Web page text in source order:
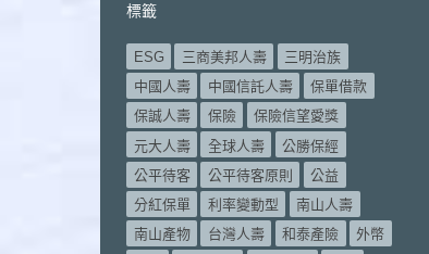
標籤
ESG 三商美邦人壽
三明治族
中國人壽
中國信託人壽
保單借款
保誠人壽
保險
保險信望愛獎
元大人壽
全球人壽
公勝保經
公平待客
公平待客原則
公益
分紅保單
利率變動型
南山人壽
南山產物
台灣人壽 和泰產險 外幣